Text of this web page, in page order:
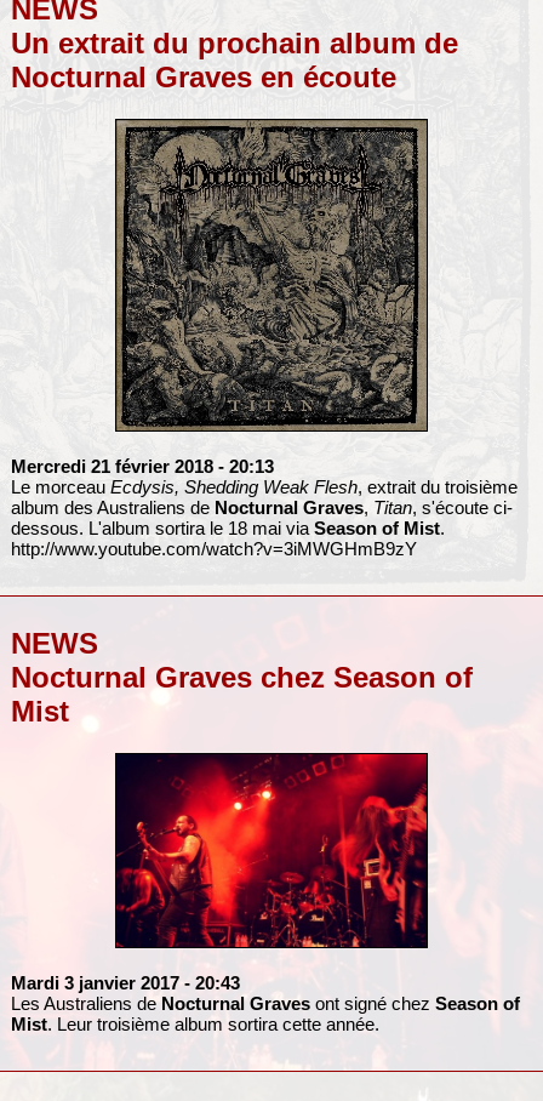
NEWS
Un extrait du prochain album de
Nocturnal Graves en écoute
Mercredi 21 février 2018 - 20:13
Le morceau Ecdysis, Shedding Weak Flesh, extrait du troisième
album des Australiens de Nocturnal Graves, Titan, s'écoute ci-
dessous. L'album sortira le 18 mai via Season of Mist.
http://www.youtube.com/watch?v=3iMWGHmB9zY
NEWS
Nocturnal Graves chez Season of
Mist
Mardi 3 janvier 2017 - 20:43
Les Australiens de Nocturnal Gravesont signé chez Season of
Mist. Leur troisième album sortira cette année.